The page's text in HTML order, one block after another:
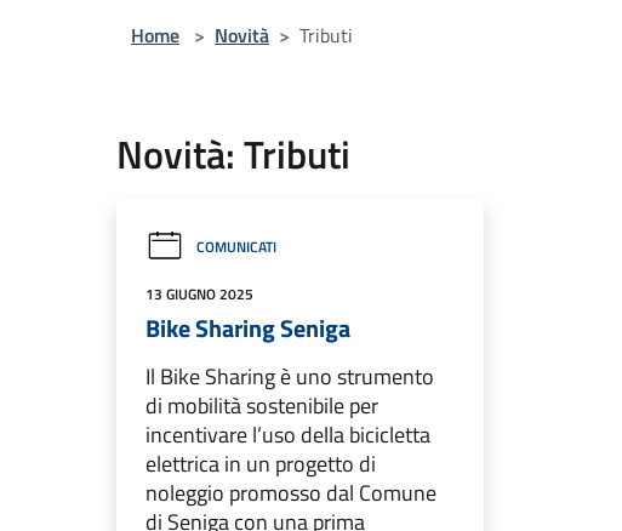
Home > Novità > Tributi
Novità: Tributi
COMUNICATI
13 GIUGNO 2025
Bike Sharing Seniga
Il Bike Sharing è uno strumento
di mobilità sostenibile per
incentivare l’uso della bicicletta
elettrica in un progetto di
noleggio promosso dal Comune
di Seniga con una prima